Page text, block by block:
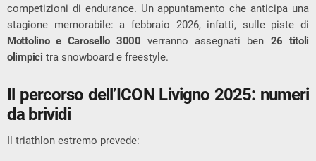
competizioni di endurance. Un appuntamento che anticipa una
stagione memorabile: a febbraio 2026, infatti, sulle piste di
Mottolino e Carosello 3000 verranno assegnati ben 26 titoli
olimpici tra snowboard e freestyle.
Il percorso dell’ICON Livigno 2025: numeri
da brividi
Il triathlon estremo prevede: